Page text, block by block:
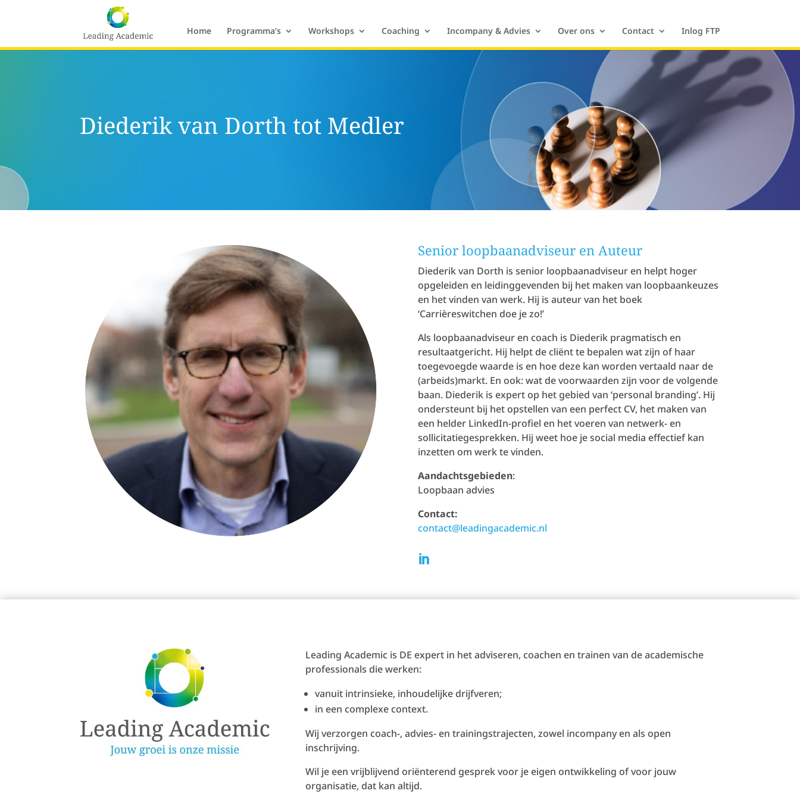
Home Programma’s Workshops Coaching Incompany & Advies Over ons Contact Inlog FTP
Diederik van Dorth tot Medler
Senior loopbaanadviseur en Auteur
Diederik van Dorth is senior loopbaanadviseur en helpt hoger
opgeleiden en leidinggevenden bij het maken van loopbaankeuzes
en het vinden van werk. Hij is auteur van het boek
‘Carrièreswitchen doe je zo!’
Als loopbaanadviseur en coach is Diederik pragmatisch en
resultaatgericht. Hij helpt de cliënt te bepalen wat zijn of haar
toegevoegde waarde is en hoe deze kan worden vertaald naar de
(arbeids)markt. En ook: wat de voorwaarden zijn voor de volgende
baan. Diederik is expert op het gebied van ‘personal branding’. Hij
ondersteunt bij het opstellen van een perfect CV, het maken van
een helder LinkedIn-profiel en het voeren van netwerk- en
sollicitatiegesprekken. Hij weet hoe je social media effectief kan
inzetten om werk te vinden.
Aandachtsgebieden:
Loopbaan advies
Contact:
contact@leadingacademic.nl

Leading Academic is DE expert in het adviseren, coachen en trainen van de academische
professionals die werken:
vanuit intrinsieke, inhoudelijke drijfveren;
in een complexe context.
Wij verzorgen coach-, advies- en trainingstrajecten, zowel incompany en als open
inschrijving.
Wil je een vrijblijvend oriënterend gesprek voor je eigen ontwikkeling of voor jouw
organisatie, dat kan altijd.